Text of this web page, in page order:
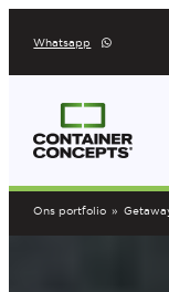
naar
inhoud
Whatsapp
Ons portfolio »